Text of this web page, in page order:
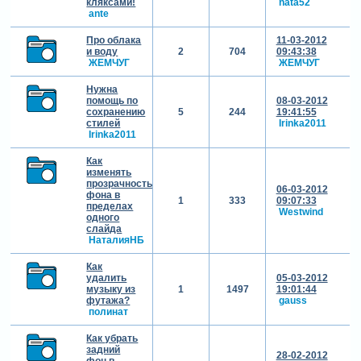
кляксами!
ante
nata52
Про облака
и воду
ЖЕМЧУГ
2 704
11-03-2012
09:43:38
ЖЕМЧУГ
Нужна
помощь по
сохранению
стилей
Irinka2011
5 244
08-03-2012
19:41:55
Irinka2011
Как
изменять
прозрачность
фона в
пределах
одного
слайда
НаталияНБ
1 333
06-03-2012
09:07:33
Westwind
Как
удалить
музыку из
футажа?
полинат
1 1497
05-03-2012
19:01:44
gauss
Как убрать
задний
28-02-2012